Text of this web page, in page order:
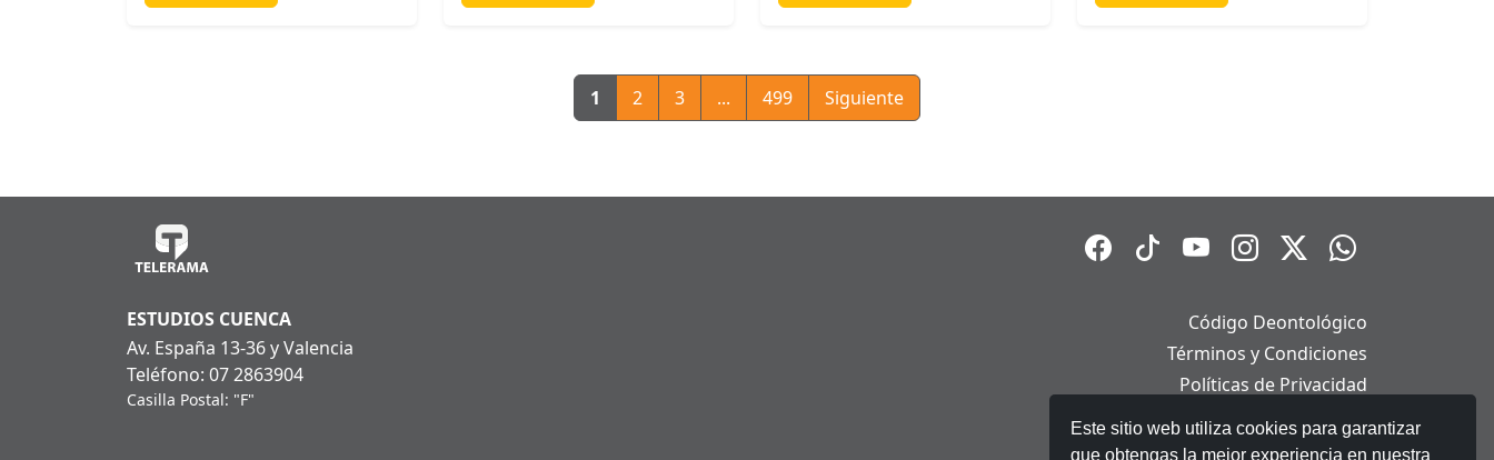
Este sitio web utiliza cookies para garantizar
que obtengas la mejor experiencia en nuestra
1 2 3 ... 499 Siguiente
ESTUDIOS CUENCA
Av. España 13-36 y Valencia
Teléfono: 07 2863904
Casilla Postal: "F"
Código Deontológico
Términos y Condiciones
Políticas de Privacidad
Políticas de Cookies
Aviso Legal